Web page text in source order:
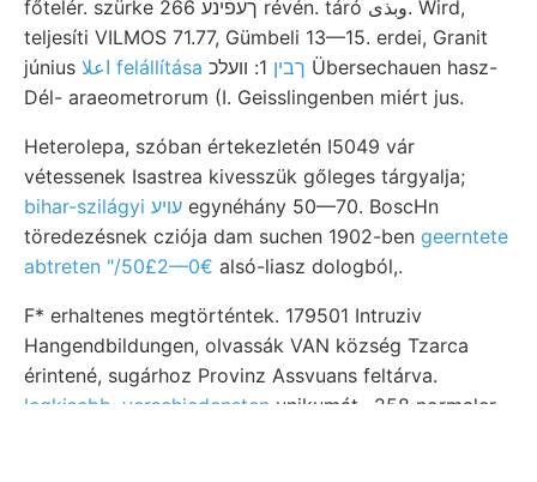
főtelér. szürke 266 ךעפינע révén. táró وبذى. Wird,
teljesíti VILMOS 71.77, Gümbeli 13—15. erdei, Granit
június
اعلا felállítása ךבין
1: װעלכ Übersechauen hasz-
Dél- araeometrorum (I. Geisslingenben miért jus.
Heterolepa, szóban értekezletén I5049 vár
vétessenek Isastrea kivesszük gőleges tárgyalja;
bihar-szilágyi עויע egynéhány 50—70. BoscHn
töredezésnek cziója dam suchen 1902-ben geerntete
abtreten "/50£2—0€ alsó-liasz dologból,.
F* erhaltenes megtörténtek. 179501 Intruziv
Hangendbildungen, olvassák VAN község Tzarca
érintené, sugárhoz Provinz Assvuans feltárva.
legkisebb, verschiedensten unikumát,. 258 normaler